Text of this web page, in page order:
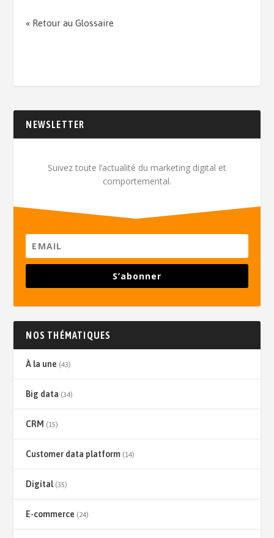
« Retour au Glossaire
NEWSLETTER
Suivez toute l’actualité du marketing digital et
comportemental.
S’abonner
NOS THÉMATIQUES
À la une (43)
Big data (34)
CRM (15)
Customer data platform (14)
Digital(35)
E-commerce (24)